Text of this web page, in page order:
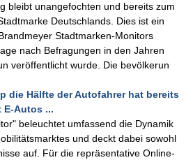
bleibt unangefochten und bereits zum
Deutschlands. Dies ist ein
Stadtmarken-Monitors
nach Befragungen in den Jahren
veröffentlicht wurde. Die bevölkerun
die Hälfte der Autofahrer hat bereits
E-Autos ...
beleuchtet umfassend die Dynamik
und deckt dabei sowohl
auf. Für die repräsentative Online-